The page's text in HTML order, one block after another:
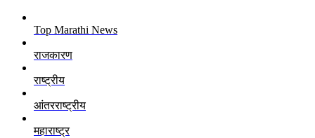
Top Marathi News
राजकारण
राष्ट्रीय
आंतरराष्ट्रीय
महाराष्ट्र